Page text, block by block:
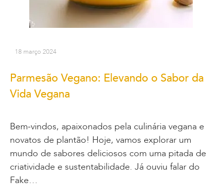
18 março 2024
Parmesão Vegano: Elevando o Sabor da
Vida Vegana
Bem-vindos, apaixonados pela culinária vegana e
novatos de plantão! Hoje, vamos explorar um
mundo de sabores deliciosos com uma pitada de
criatividade e sustentabilidade. Já ouviu falar do
Fake…